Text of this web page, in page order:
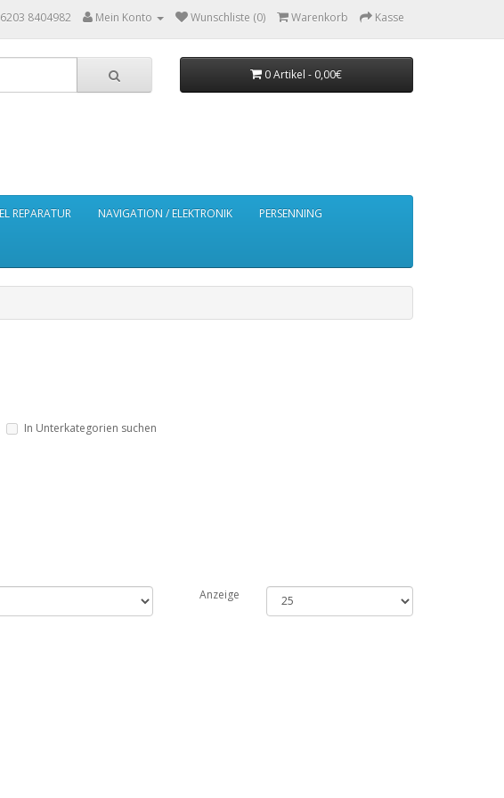
8404982 Mein Konto Wunschliste (0) Warenkorb Kasse
0 Artikel - 0,00€
REPARATUR NAVIGATION / ELEKTRONIK PERSENNING
In Unterkategorien suchen
Anzeige